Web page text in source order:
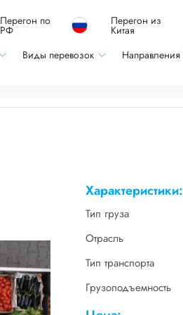
Перегон по
РФ
Перегон из
Китая
Виды перевозок Направления
Характеристики:
Тип груза
Отрасль
Тип транспорта
Грузоподъемность